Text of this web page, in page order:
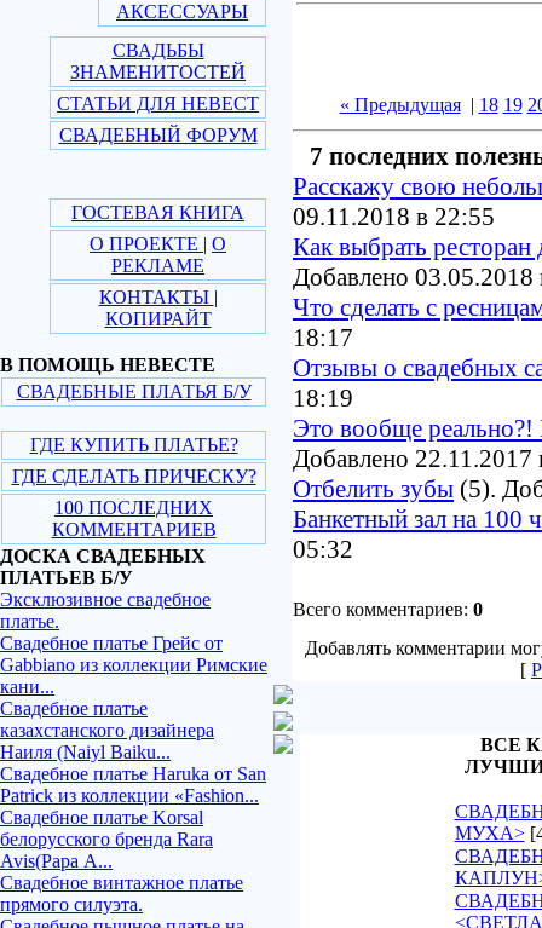
АКСЕССУАРЫ
СВАДЬБЫ
ЗНАМЕНИТОСТЕЙ
СТАТЬИ ДЛЯ НЕВЕСТ
СВАДЕБНЫЙ ФОРУМ
ГОСТЕВАЯ КНИГА
О ПРОЕКТЕ | О
РЕКЛАМЕ
КОНТАКТЫ |
КОПИРАЙТ
В ПОМОЩЬ НЕВЕСТЕ
СВАДЕБНЫЕ ПЛАТЬЯ Б/У
ГДЕ КУПИТЬ ПЛАТЬЕ?
ГДЕ СДЕЛАТЬ ПРИЧЕСКУ?
100 ПОСЛЕДНИХ
КОММЕНТАРИЕВ
ДОСКА СВАДЕБНЫХ
ПЛАТЬЕВ Б/У
Эксклюзивное свадебное
платье.
Свадебное платье Грейс от
Gabbiano из коллекции Римские
кани...
Свадебное платье
казахстанского дизайнера
Наиля (Naiyl Baiku...
Свадебное платье Haruka от San
Patrick из коллекции «Fashion...
Свадебное платье Korsal
белорусского бренда Rara
Avis(Рара А...
Свадебное винтажное платье
прямого силуэта.
« Предыдущая| 18 19
7 последних
Расскажу свою
09.11.2018 в 22:55
Как выбрать
Добавлено 03.05.2018
Что сделать с
18:17
Отзывы о свадебных
18:19
Это вообще реально?!
Добавлено 22.11.2017
Отбелить зубы (5).
Банкетный зал на 100
05:32
Всего комментариев: 0
Добавлять комментарии
[
ВСЕ
МУХА>